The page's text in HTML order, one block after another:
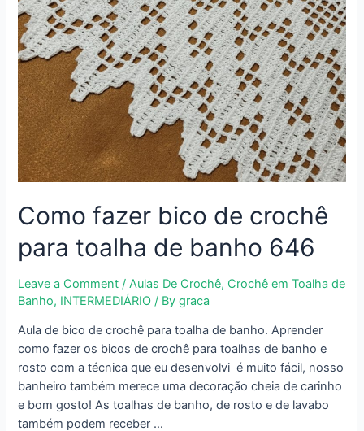
Como fazer bico de crochê
para toalha de banho 646
Leave a Comment /Aulas De Crochê, Crochê em Toalha de
Banho, INTERMEDIÁRIO / Bygraca
Aula de bico de crochê para toalha de banho. Aprender
como fazer os bicos de crochê para toalhas de banho e
rosto com a técnica que eu desenvolvi é muito fácil, nosso
banheiro também merece uma decoração cheia de carinho
e bom gosto! As toalhas de banho, de rosto e de lavabo
também podem receber …